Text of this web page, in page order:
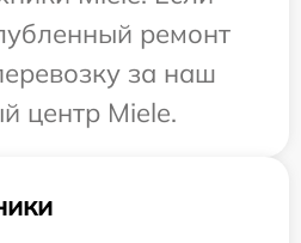
ремонт
за наш
центр Miele.